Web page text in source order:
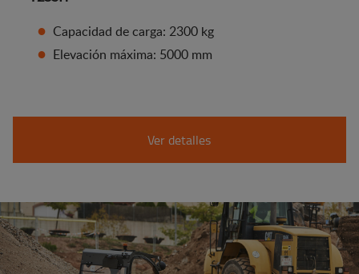
Capacidad de carga: 2300 kg
Elevación máxima: 5000 mm
Ver detalles